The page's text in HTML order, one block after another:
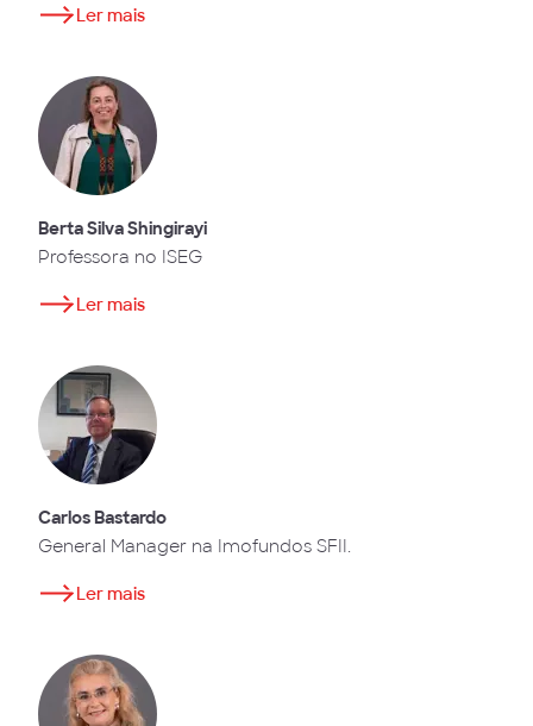
Ler mais
Berta Silva Shingirayi
Professora no ISEG
Ler mais
Carlos Bastardo
General Manager na Imofundos SFII.
Ler mais